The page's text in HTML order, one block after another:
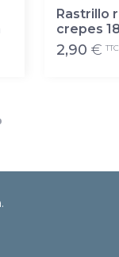
Rastrillo
crepes
2,90 € TTC